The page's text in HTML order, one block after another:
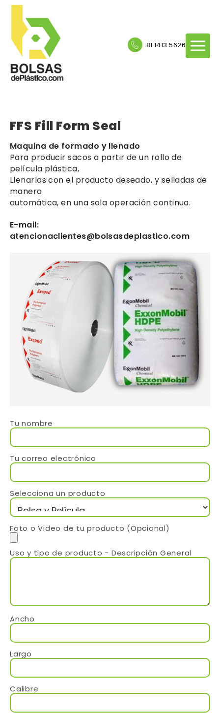
81 1413 5626
FFS Fill Form Seal
Maquina de formado y llenado
Para producir sacos a partir de un rollo de
película plástica,
Llenarlas con el producto deseado, y selladas de
manera
automática, en una sola operación continua.
E-mail:
atencionaclientes@bolsasdeplastico.com
Tu nombre
Tu correo electrónico
Selecciona un producto
Foto o Video de tu producto (Opcional)
Uso y tipo de producto - Descripción General
Ancho
Largo
Calibre